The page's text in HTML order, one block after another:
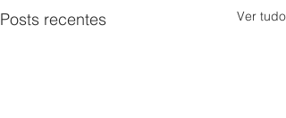
Posts recentes Ver tudo